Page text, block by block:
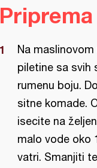
Priprema
Na
piletine sa svih
rumenu boju.
sitne komade.
isecite na
malo vode oko
vatri. Smanjiti